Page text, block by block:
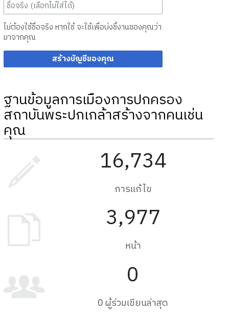
ไม่ต้องใช้ชื่อจริง หากใช้ จะใช้เพื่อบ่งชี้งานของคุณว่า
มาจากคุณ
สร้างบัญชีของคุณ
ฐานข้อมูลการเมืองการปกครอง
สถาบันพระปกเกล้าสร้างจากคนเช่น
คุณ
16,734
การแก้ไข
3,977
หน้า
0
0 ผู้ร่วมเขียนล่าสุด